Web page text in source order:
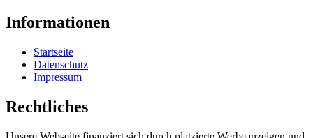
Informationen
Startseite
Datenschutz
Impressum
Rechtliches